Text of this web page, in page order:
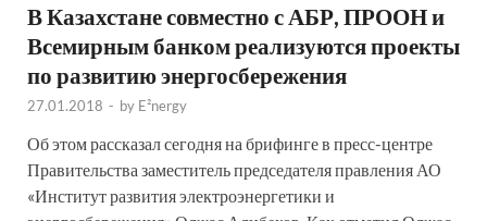
В Казахстане совместно с АБР, ПРООН и
Всемирным банком реализуются проекты
по развитию энергосбережения
27.01.2018 - by E²nergy
Об этом рассказал сегодня на брифинге в пресс-центре
Правительства заместитель председателя правления АО
«Институт развития электроэнергетики и